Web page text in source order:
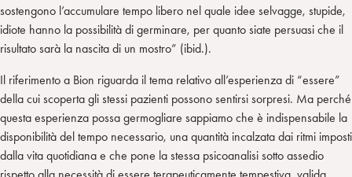
sostengono l’accumulare tempo libero nel quale idee selvagge, stupide,
idiote hanno la possibilità di germinare, per quanto siate persuasi che il
risultato sarà la nascita di un mostro” (ibid.).
Il riferimento a Bion riguarda il tema relativo all’esperienza di “essere”
della cui scoperta gli stessi pazienti possono sentirsi sorpresi. Ma perché
questa esperienza possa germogliare sappiamo che è indispensabile la
disponibilità del tempo necessario, una quantità incalzata dai ritmi imposti
dalla vita quotidiana e che pone la stessa psicoanalisi sotto assedio